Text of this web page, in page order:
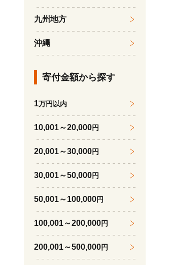
九州地方
沖縄
寄付金額から探す
1万円以内
10,001～20,000円
20,001～30,000円
30,001～50,000円
50,001～100,000円
100,001～200,000円
200,001～500,000円